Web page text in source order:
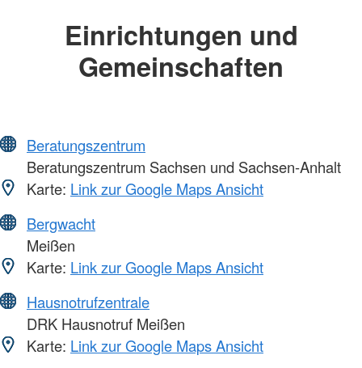
Einrichtungen und
Gemeinschaften
Beratungszentrum
Beratungszentrum Sachsen und Sachsen-Anhalt
Karte: Link zur Google Maps Ansicht
Bergwacht
Meißen
Karte: Link zur Google Maps Ansicht
Hausnotrufzentrale
DRK Hausnotruf Meißen
Karte: Link zur Google Maps Ansicht